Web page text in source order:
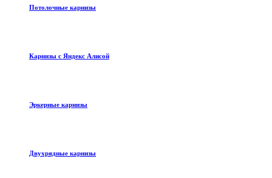
Потолочные карнизы
Карнизы с Яндекс Алисой
Эркерные карнизы
Двухрядные карнизы